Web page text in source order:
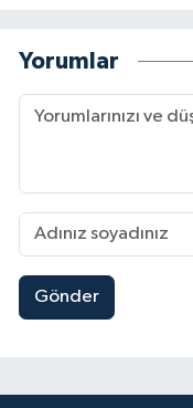
Yorumlar
Gönder